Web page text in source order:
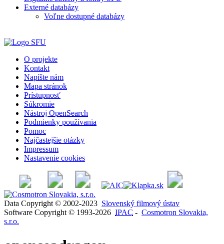
Externé databázy
Voľne dostupné databázy
O projekte
Kontakt
Napíšte nám
Mapa stránok
Prístupnosť
Súkromie
Nástroj OpenSearch
Podmienky používania
Pomoc
Najčastejšie otázky
Impressum
Nastavenie cookies
Data Copyright © 2002-2023 Slovenský filmový ústav
Software Copyright © 1993-2026 IPAC - Cosmotron Slovakia,
s.r.o.